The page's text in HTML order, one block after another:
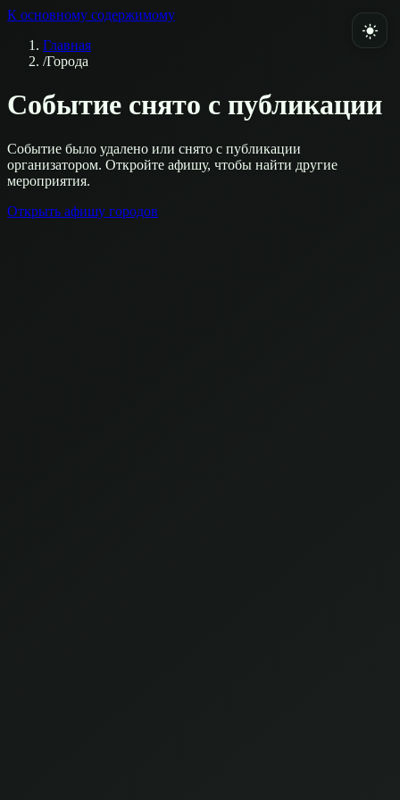
К основному содержимому
Главная
/Города
Событие снято с публикации
Событие было удалено или снято с публикации
организатором. Откройте афишу, чтобы найти другие
мероприятия.
Открыть афишу городов